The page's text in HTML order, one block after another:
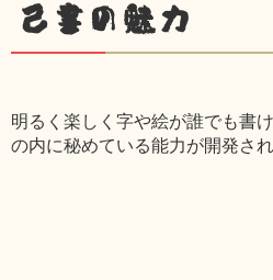
己書の魅力
明るく楽しく字や絵が誰でも書
の内に秘めている能力が開発され